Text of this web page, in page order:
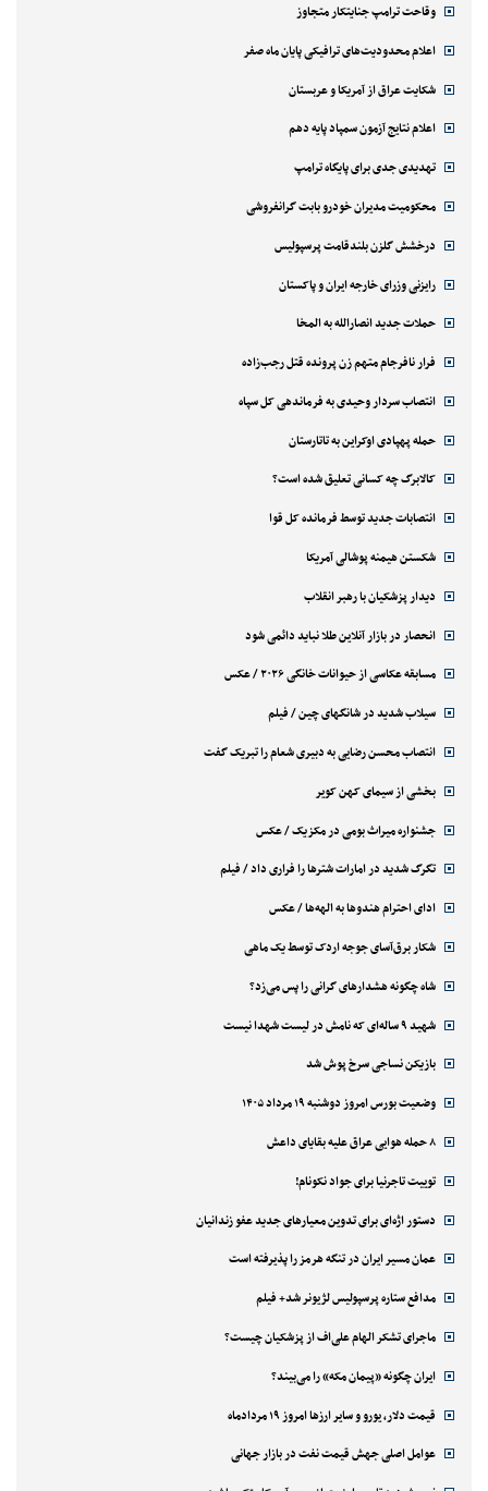
وقاحت ترامپ جنایتکار متجاوز
اعلام محدودیت‌های ترافیکی پایان ماه صفر
شکایت عراق از آمریکا و عربستان
اعلام نتایج آزمون سمپاد پایه دهم
تهدیدی جدی برای پایگاه ترامپ
محکومیت مدیران خودرو بابت گرانفروشی
درخشش گلزن بلندقامت پرسپولیس
رایزنی وزرای خارجه ایران و پاکستان
حملات جدید انصارالله به المخا
فرار نافرجام متهم زن پرونده قتل رجب‌زاده
انتصاب سردار وحیدی به فرماندهی کل سپاه
حمله پهپادی اوکراین به تاتارستان
کالابرگ چه کسانی تعلیق شده است؟
انتصابات جدید توسط فرمانده کل قوا
شکستن هیمنه پوشالی آمریکا
دیدار پزشکیان با رهبر انقلاب
انحصار در بازار آنلاین طلا نباید دائمی شود
مسابقه عکاسی از حیوانات خانگی ۲۰۲۶ / عکس
سیلاب شدید در شانگهای چین / فیلم
انتصاب محسن رضایی به دبیری شعام را تبریک گفت
بخشی از سیمای کهن کویر
جشنواره میراث بومی در مکزیک / عکس
تگرگ شدید در امارات شترها را فراری داد / فیلم
ادای احترام هندوها به الهه‌ها / عکس
شکار برق‌آسای جوجه اردک توسط یک ماهی
شاه چگونه هشدارهای گرانی را پس می‌زد؟
شهید ۹ ساله‌ای که نامش در لیست شهدا نیست
بازیکن نساجی سرخ پوش شد
وضعیت بورس امروز دوشنبه ۱۹ مرداد ۱۴۰۵
۸ حمله هوایی عراق علیه بقایای داعش
توییت تاجرنیا برای جواد نکونام!
دستور اژه‌ای برای تدوین معیارهای جدید عفو زندانیان
عمان مسیر ایران در تنگه هرمز را پذیرفته است
مدافع ستاره پرسپولیس لژیونر شد+ فیلم
ماجرای تشکر الهام علی‌اف از پزشکیان چیست؟
ایران چگونه «پیمان مکه» را می‌بیند؟
قیمت دلار، یورو و سایر ارزها امروز ۱۹ مردادماه
عوامل اصلی جهش قیمت نفت در بازار جهانی